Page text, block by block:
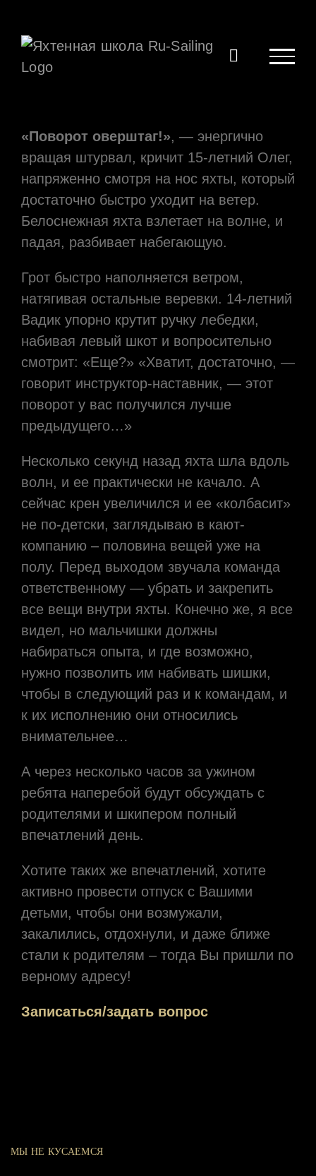
content
«Поворот оверштаг!», — энергично
вращая штурвал, кричит 15-летний Олег,
напряженно смотря на нос яхты, который
достаточно быстро уходит на ветер.
Белоснежная яхта взлетает на волне, и
падая, разбивает набегающую.
Грот быстро наполняется ветром,
натягивая остальные веревки. 14-летний
Вадик упорно крутит ручку лебедки,
набивая левый шкот и вопросительно
смотрит: «Еще?» «Хватит, достаточно, —
говорит инструктор-наставник, — этот
поворот у вас получился лучше
предыдущего…»
Несколько секунд назад яхта шла вдоль
волн, и ее практически не качало. А
сейчас крен увеличился и ее «колбасит»
не по-детски, заглядываю в кают-
компанию – половина вещей уже на
полу. Перед выходом звучала команда
ответственному — убрать и закрепить
все вещи внутри яхты. Конечно же, я все
видел, но мальчишки должны
набираться опыта, и где возможно,
нужно позволить им набивать шишки,
чтобы в следующий раз и к командам, и
к их исполнению они относились
внимательнее…
А через несколько часов за ужином
ребята наперебой будут обсуждать с
родителями и шкипером полный
впечатлений день.
Хотите таких же впечатлений, хотите
активно провести отпуск с Вашими
детьми, чтобы они возмужали,
закалились, отдохнули, и даже ближе
стали к родителям – тогда Вы пришли по
верному адресу!
Записаться/задать вопрос
МЫ НЕ КУСАЕМСЯ